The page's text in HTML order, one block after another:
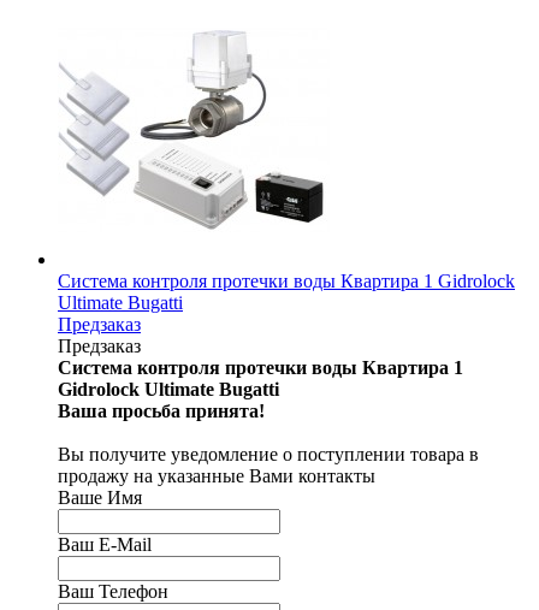
Система контроля протечки воды Квартира 1 Gidrolock
Ultimate Bugatti
Предзаказ
Предзаказ
Система контроля протечки воды Квартира 1
Gidrolock Ultimate Bugatti
Ваша просьба принята!
Вы получите уведомление о поступлении товара в
продажу на указанные Вами контакты
Ваше Имя
Ваш E-Mail
Ваш Телефон